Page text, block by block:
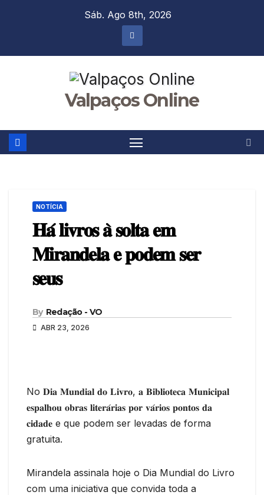
Sáb. Ago 8th, 2026
Valpaços Online
NOTÍCIA
𝐇𝐚́ 𝐥𝐢𝐯𝐫𝐨𝐬 𝐚̀ 𝐬𝐨𝐥𝐭𝐚 𝐞𝐦
𝐌𝐢𝐫𝐚𝐧𝐝𝐞𝐥𝐚 𝐞 𝐩𝐨𝐝𝐞𝐦 𝐬𝐞𝐫
𝐬𝐞𝐮𝐬
By Redação - VO
ABR 23, 2026
No 𝐃𝐢𝐚 𝐌𝐮𝐧𝐝𝐢𝐚𝐥 𝐝𝐨 𝐋𝐢𝐯𝐫𝐨, 𝐚 𝐁𝐢𝐛𝐥𝐢𝐨𝐭𝐞𝐜𝐚 𝐌𝐮𝐧𝐢𝐜𝐢𝐩𝐚𝐥
𝐞𝐬𝐩𝐚𝐥𝐡𝐨𝐮 𝐨𝐛𝐫𝐚𝐬 𝐥𝐢𝐭𝐞𝐫𝐚́𝐫𝐢𝐚𝐬 𝐩𝐨𝐫 𝐯𝐚́𝐫𝐢𝐨𝐬 𝐩𝐨𝐧𝐭𝐨𝐬 𝐝𝐚
𝐜𝐢𝐝𝐚𝐝𝐞 e que podem ser levadas de forma
gratuita.
Mirandela assinala hoje o Dia Mundial do Livro
com uma iniciativa que convida toda a